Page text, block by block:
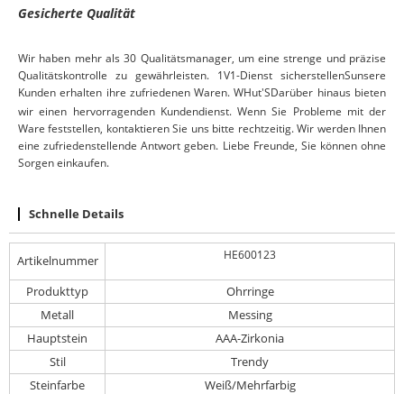
Gesicherte Qualität
Wir haben mehr als 30 Qualitätsmanager, um eine strenge und präzise
Qualitätskontrolle zu gewährleisten. 1V1-Dienst sicherstellenSunsere
Kunden erhalten ihre zufriedenen Waren. WHut'SDarüber hinaus bieten
wir einen hervorragenden Kundendienst. Wenn Sie Probleme mit der
Ware feststellen, kontaktieren Sie uns bitte rechtzeitig. Wir werden Ihnen
eine zufriedenstellende Antwort geben. Liebe Freunde, Sie können ohne
Sorgen einkaufen.
Schnelle Details
Artikelnummer HE600123
Produkttyp
Ohrringe
Metall
Messing
Hauptstein
AAA-Zirkonia
Stil
Trendy
Steinfarbe
Weiß/Mehrfarbig